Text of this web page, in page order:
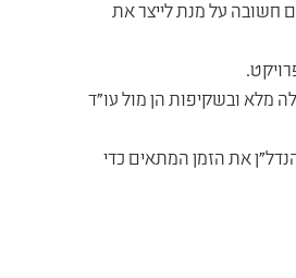
חשובה על מנת לייצר את
מלא ובשקיפות הן מול עו"ד
הנדל"ן את הזמן המתאים כדי